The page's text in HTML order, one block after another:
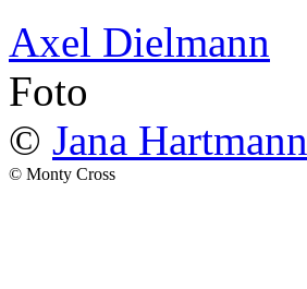
Axel Dielmann
Foto
© Jana Hartmann
© Monty Cross